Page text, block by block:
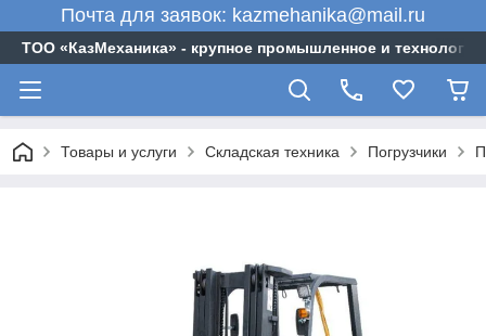
Почта для заявок: kazmehanika@mail.ru
ТОО «‎КазМеханика» - крупное промышленное и
Товары и услуги Складская техника Погрузчики